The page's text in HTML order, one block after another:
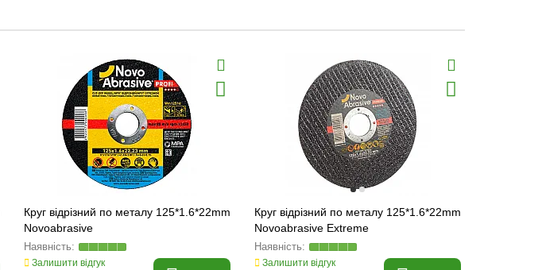
Круг відрізний по металу 125*1.6*22mm
Novoabrasive
Залишити відгук
Круг відрізний по металу 125*1.6*22mm
Novoabrasive Extreme
Залишити відгук